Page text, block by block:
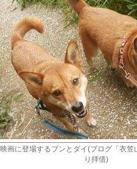
映画に登場するブンとダイ(ブログ「衣笠
り拝借)